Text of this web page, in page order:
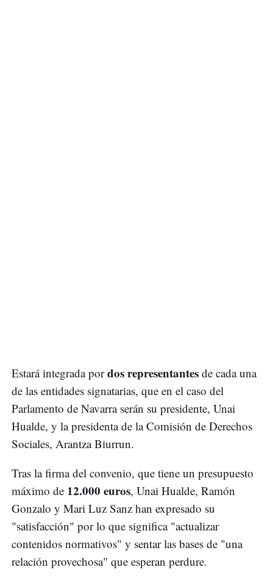
Estará integrada pordos representantes de cada una
de las entidades signatarias, que en el caso del
Parlamento de Navarra serán su presidente, Unai
Hualde, y la presidenta de la Comisión de Derechos
Sociales, Arantza Biurrun.
Tras la firma del convenio, que tiene un presupuesto
máximo de 12.000 euros, Unai Hualde, Ramón
Gonzalo y Mari Luz Sanz han expresado su
"satisfacción" por lo que significa "actualizar
contenidos normativos" y sentar las bases de "una
relación provechosa" que esperan perdure.